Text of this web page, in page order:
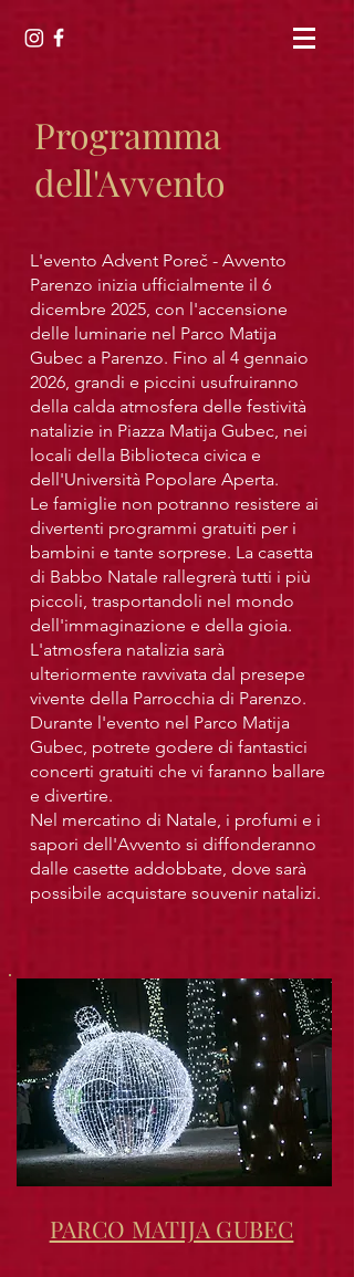
Programma
dell'Avvento
L'evento Advent Poreč - Avvento
Parenzo inizia ufficialmente il 6
dicembre 2025, con l'accensione
delle luminarie nel Parco Matija
Gubec a Parenzo. Fino al 4 gennaio
2026, grandi e piccini usufruiranno
della calda atmosfera delle festività
natalizie in Piazza Matija Gubec, nei
locali della Biblioteca civica e
dell'Università Popolare Aperta.
Le famiglie non potranno resistere ai
divertenti programmi gratuiti per i
bambini e tante sorprese. La casetta
di Babbo Natale rallegrerà tutti i più
piccoli, trasportandoli nel mondo
dell'immaginazione e della gioia.
L'atmosfera natalizia sarà
ulteriormente ravvivata dal presepe
vivente della Parrocchia di Parenzo.
Durante l'evento nel Parco Matija
Gubec, potrete godere di fantastici
concerti gratuiti che vi faranno ballare
e divertire.
Nel mercatino di Natale, i profumi e i
sapori dell'Avvento si diffonderanno
dalle casette addobbate, dove sarà
possibile acquistare souvenir natalizi.
PARCO MATIJA GUBEC